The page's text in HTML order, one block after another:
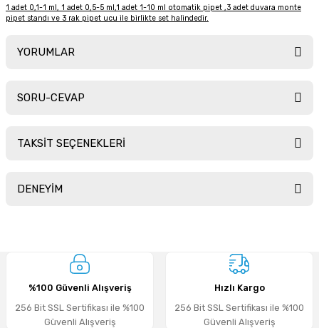
1 adet 0,1-1 ml, 1 adet 0,5-5 ml,1 adet 1-10 ml otomatik pipet ,3 adet duvara monte
pipet standı ve 3 rak pipet ucu ile birlikte set halindedir.
YORUMLAR
SORU-CEVAP
TAKSİT SEÇENEKLERİ
DENEYİM
Deneyimini Paylaş
%100 Güvenli Alışveriş
256 Bit SSL Sertifikası ile %100
Güvenli Alışveriş
Hızlı Kargo
256 Bit SSL Sertifikası ile %100
Güvenli Alışveriş